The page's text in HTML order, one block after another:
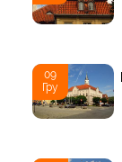
09
Гру